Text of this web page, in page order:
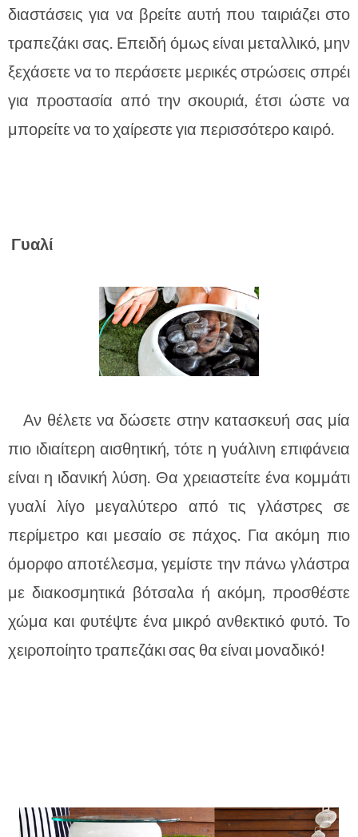
διαστάσεις για να βρείτε αυτή που ταιριάζει στο
τραπεζάκι σας. Επειδή όμως είναι μεταλλικό, μην
ξεχάσετε να το περάσετε μερικές στρώσεις σπρέι
για προστασία από την σκουριά, έτσι ώστε να
μπορείτε να το χαίρεστε για περισσότερο καιρό.
Γυαλί
Αν θέλετε να δώσετε στην κατασκευή σας μία
πιο ιδιαίτερη αισθητική, τότε η γυάλινη επιφάνεια
είναι η ιδανική λύση. Θα χρειαστείτε ένα κομμάτι
γυαλί λίγο μεγαλύτερο από τις γλάστρες σε
περίμετρο και μεσαίο σε πάχος. Για ακόμη πιο
όμορφο αποτέλεσμα, γεμίστε την πάνω γλάστρα
με διακοσμητικά βότσαλα ή ακόμη, προσθέστε
χώμα και φυτέψτε ένα μικρό ανθεκτικό φυτό. Το
χειροποίητο τραπεζάκι σας θα είναι μοναδικό!